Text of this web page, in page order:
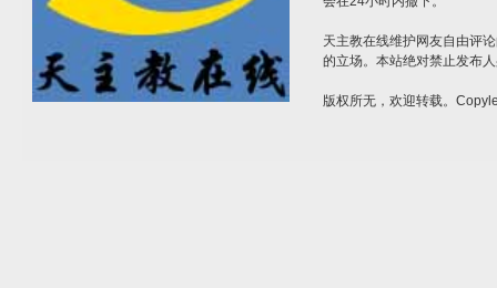
天主教在线维护网友自由评
的立场。本站绝对禁止发布
版权所无，欢迎转载。